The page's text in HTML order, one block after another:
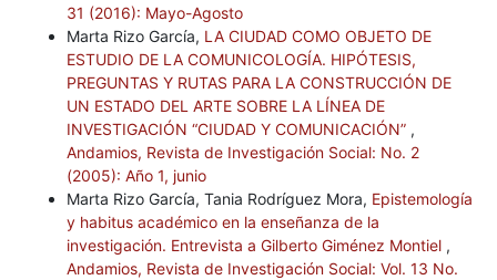
31 (2016): Mayo-Agosto
Marta Rizo García, LA CIUDAD COMO OBJETO DE
ESTUDIO DE LA COMUNICOLOGÍA. HIPÓTESIS,
PREGUNTAS Y RUTAS PARA LA CONSTRUCCIÓN DE
UN ESTADO DEL ARTE SOBRE LA LÍNEA DE
INVESTIGACIÓN “CIUDAD Y COMUNICACIÓN” ,
Andamios, Revista de Investigación Social: No. 2
(2005): Año 1, junio
Marta Rizo García, Tania Rodríguez Mora, Epistemología
y habitus académico en la enseñanza de la
investigación. Entrevista a Gilberto Giménez Montiel ,
Andamios, Revista de Investigación Social: Vol. 13 No.